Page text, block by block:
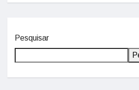
Pesquisar